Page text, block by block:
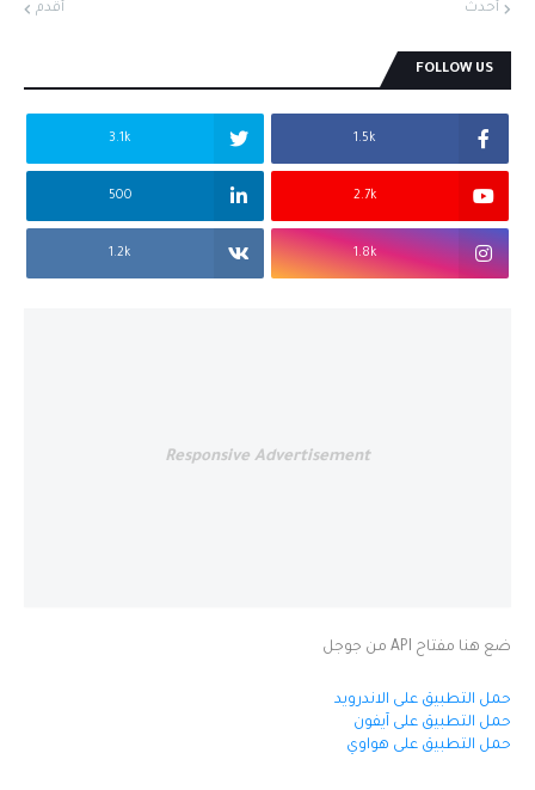
أحدث أقدم
FOLLOW US
1.5k
3.1k
2.7k
500
1.8k
1.2k
Responsive Advertisement
ضع هنا مفتاح API من جوجل
حمل التطبيق على الاندرويد
حمل التطبيق على آيفون
حمل التطبيق على هواوي